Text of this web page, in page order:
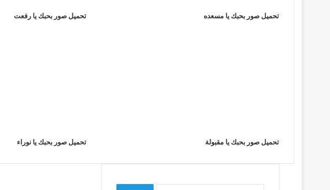
تحميل صور بحبك يا مسعده تحميل صور بحبك يا رفعت
تحميل صور بحبك يا مقبولة تحميل صور بحبك يا نوراء